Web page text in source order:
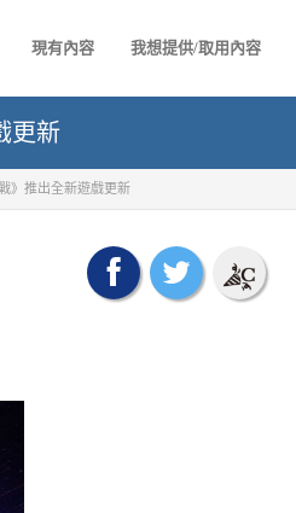
現有內容 我想提供/取用內容
更新
》推出全新遊戲更新